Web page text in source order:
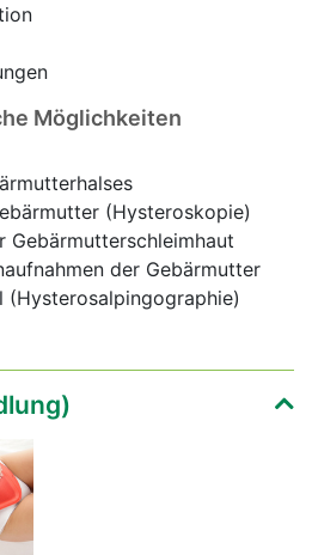
Möglichkeiten
(Hysteroskopie)
Gebärmutterschleimhaut
der Gebärmutter
(Hysterosalpingographie)